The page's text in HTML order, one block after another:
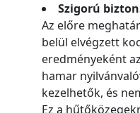
Szigorú
Az előre
belül elvégzett
eredményeként
hamar
kezelhetők, és
Ez a